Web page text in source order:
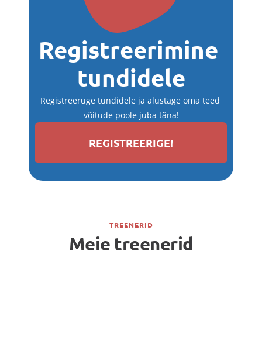
Registreerimine
tundidele
Registreeruge tundidele ja alustage oma teed
võitude poole juba täna!
REGISTREERIGE!
TREENERID
Meie treenerid